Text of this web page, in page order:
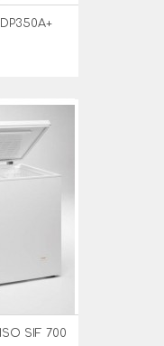
SIF 700